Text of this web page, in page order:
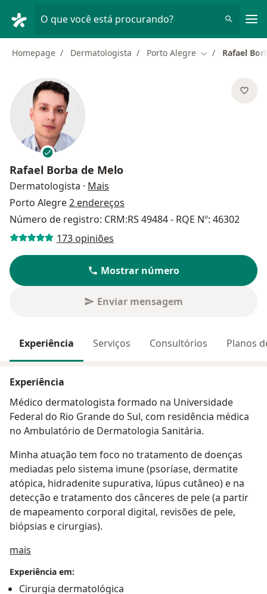
O que você está procurando?
Homepage Dermatologista Porto Alegre Mudar de
Rafael
Rafael Borba de Melo
Dermatologista · Mais
Porto Alegre2 endereços
Número de registro: CRM:RS 49484 - RQE Nº: 46302
173 opiniões
Mostrar número
Enviar mensagem
Experiência Serviços Consultórios Planos
Experiência
Médico dermatologista formado na Universidade
Federal do Rio Grande do Sul, com residência médica
no Ambulatório de Dermatologia Sanitária.
Minha atuação tem foco no tratamento de doenças
mediadas pelo sistema imune (psoríase, dermatite
atópica, hidradenite supurativa, lúpus cutâneo) e na
detecção e tratamento dos cânceres de pele (a partir
de mapeamento corporal digital, revisões de pele,
biópsias e cirurgias).
mais
Experiência em:
Cirurgia dermatológica